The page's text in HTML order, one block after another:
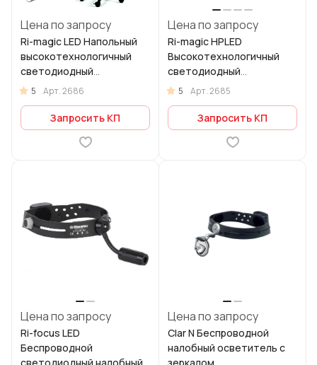
Цена по запросу
Ri-magic LED Напольный
высокотехнологичный
светодиодный
медицинский осветитель
5 Арт.2686
Запросить КП
Цена по запросу
Ri-magic HPLED
Высокотехнологичный
светодиодный
медицинский осветитель
5 Арт.2685
Запросить КП
Цена по запросу
Ri-focus LED
Беспроводной
Цена по запросу
Clar N Беспроводной
налобный осветитель с